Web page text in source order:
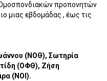
προπονητών
μιας εβδομάδας , έως τις
(ΝΟΘ), Σωτηρία
(ΟΦΘ), Ζήση
(ΝΟΙ).